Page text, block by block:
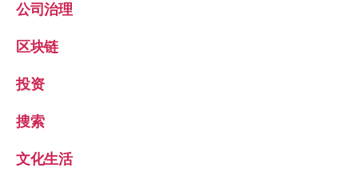
公司治理
区块链
投资
搜索
文化生活